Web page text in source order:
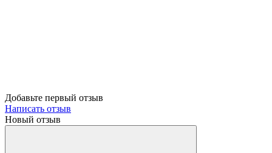
Добавьте первый отзыв
Написать отзыв
Новый отзыв